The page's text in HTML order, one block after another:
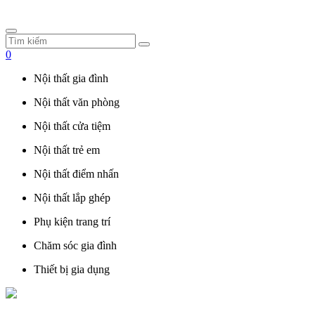
0
Nội thất gia đình
Nội thất văn phòng
Nội thất cửa tiệm
Nội thất trẻ em
Nội thất điểm nhấn
Nội thất lắp ghép
Phụ kiện trang trí
Chăm sóc gia đình
Thiết bị gia dụng